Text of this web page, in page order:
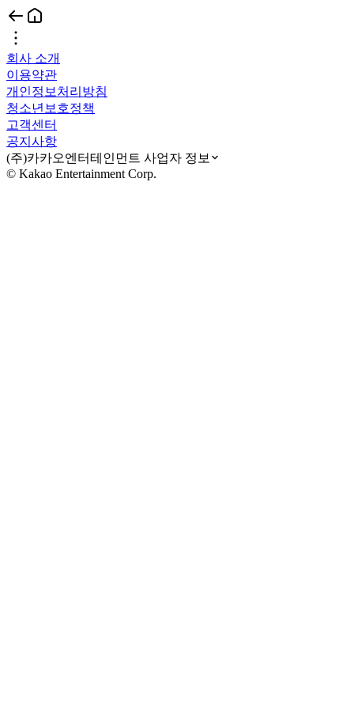
회사 소개
이용약관
개인정보처리방침
청소년보호정책
고객센터
공지사항
(주)카카오엔터테인먼트 사업자 정보
© Kakao Entertainment Corp.